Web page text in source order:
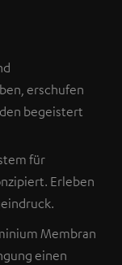
erschufen
begeistert
für
Erleben
Membran
einen